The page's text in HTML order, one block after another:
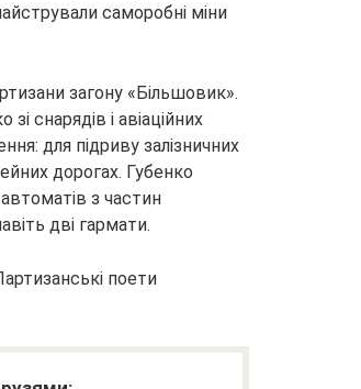
саморобні міни
загону «Більшовик».
снарядів і авіаційних
для підриву залізничних
дорогах. Губенко
з частин
дві гармати.
поети